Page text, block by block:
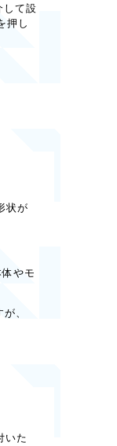
して設
押し
状が
やモ
、
いた